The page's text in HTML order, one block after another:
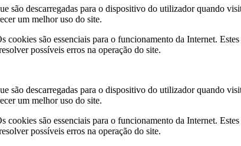
são descarregadas para o dispositivo do utilizador quando
um melhor uso do site.
são essenciais para o funcionamento da Internet.
possíveis erros na operação do site.
são descarregadas para o dispositivo do utilizador quando
um melhor uso do site.
são essenciais para o funcionamento da Internet.
possíveis erros na operação do site.